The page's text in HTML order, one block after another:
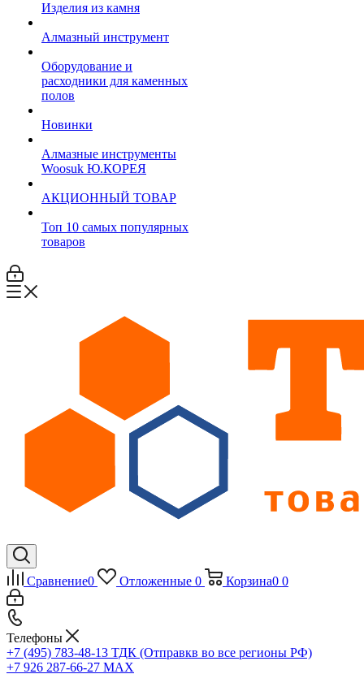
Изделия из камня
Алмазный инструмент
Оборудование и
расходники для каменных
полов
Новинки
Алмазные инструменты
Woosuk Ю.КОРЕЯ
АКЦИОННЫЙ ТОВАР
Топ 10 самых популярных
товаров
Сравнение0 Отложенные 0 Корзина0 0
Телефоны
+7 (495) 783-48-13 ТДК (Отправкв во все регионы РФ)
+7 926 287-66-27 МАХ